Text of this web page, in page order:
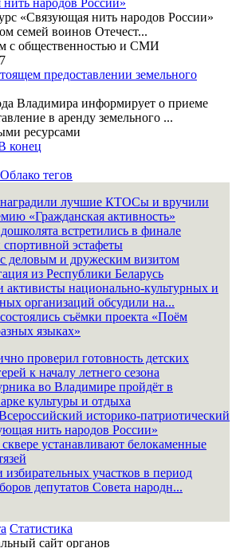
«Связующая нить народов России»
семей воинов Отечест...
с общественностью и СМИ
предоставлении земельного
Владимира информирует о приеме
в аренду земельного ...
ресурсами
конец
Облако тегов
лучшие КТОСы и вручили
«Гражданская активность»
встретились в финале
эстафеты
деловым и дружеским визитом
из Республики Беларусь
активисты национально-культурных и
организаций обсудили на...
съёмки проекта «Поём
языках»
проверил готовность детских
к началу летнего сезона
во Владимире пройдёт в
культуры и отдыха
историко-патриотический
нить народов России»
устанавливают белокаменные
избирательных участков в период
депутатов Совета народн...
Статистика
сайт органов